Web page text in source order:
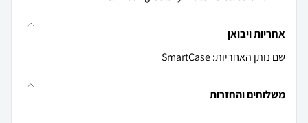
אחריות ויבואן
שם נותן האחריות: SmartCase
משלוחים והחזרות